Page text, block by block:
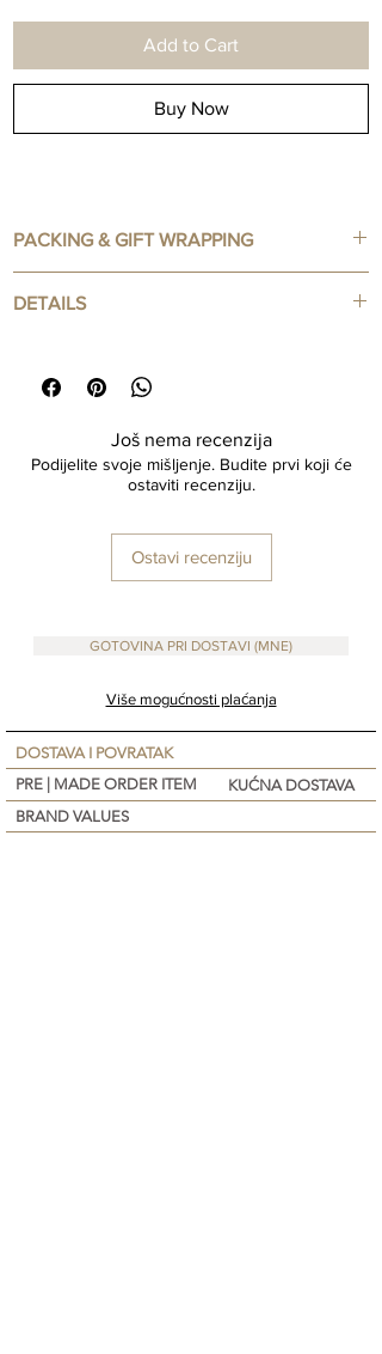
Add to Cart
Buy Now
PACKING & GIFT WRAPPING
your order and request gift wrapping in the
DETAILS
Još nema recenzija
Podijelite svoje mišljenje. Budite prvi koji će
ostaviti recenziju.
Ostavi recenziju
GOTOVINA PRI DOSTAVI (MNE)
Više mogućnosti plaćanja
DOSTAVA I POVRATAK
PRE | MADE ORDER ITEM
KUĆNA DOSTAVA
BRAND VALUES